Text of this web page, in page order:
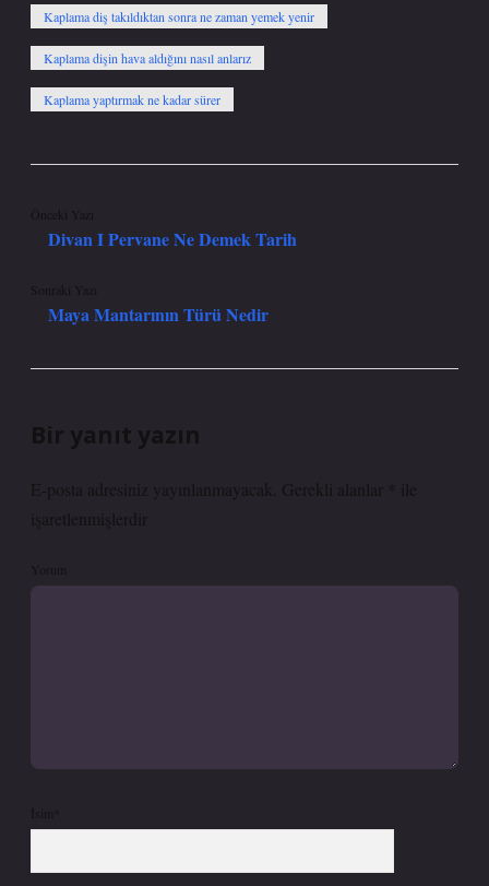
Kaplama diş takıldıktan sonra ne zaman yemek yenir
Kaplama dişin hava aldığını nasıl anlarız
Kaplama yaptırmak ne kadar sürer
Önceki Yazı
Divan I Pervane Ne Demek Tarih
Sonraki Yazı
Maya Mantarının Türü Nedir
Bir yanıt yazın
E-posta adresiniz yayınlanmayacak. Gerekli alanlar
ile
işaretlenmişlerdir
Yorum
İsim*